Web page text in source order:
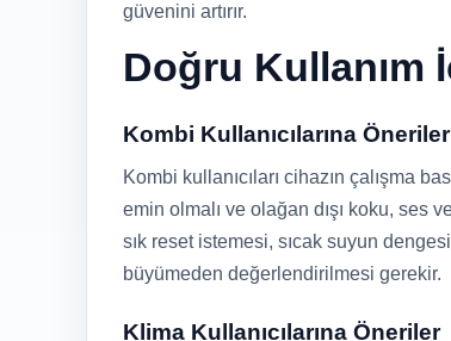
güvenini artırır.
Doğru Kullanım
Kombi Kullanıcılarına Öneriler
Kombi kullanıcıları cihazın çalışma
emin olmalı ve olağan dışı koku, ses
sık reset istemesi, sıcak suyun
büyümeden değerlendirilmesi gerekir.
Klima Kullanıcılarına Öneriler